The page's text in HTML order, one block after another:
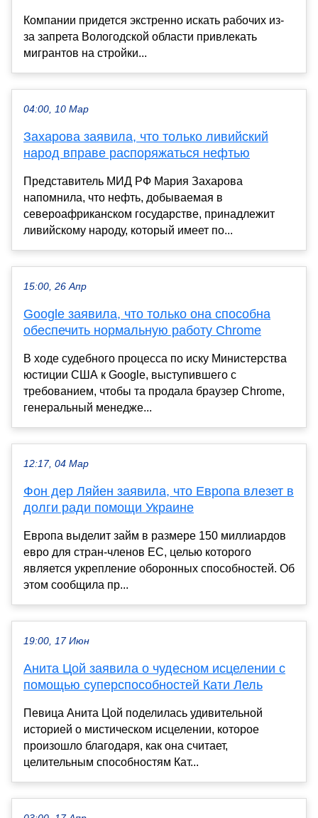
Компании придется экстренно искать рабочих из-
за запрета Вологодской области привлекать
мигрантов на стройки...
04:00, 10 Мар
Захарова заявила, что только ливийский
народ вправе распоряжаться нефтью
Представитель МИД РФ Мария Захарова
напомнила, что нефть, добываемая в
североафриканском государстве, принадлежит
ливийскому народу, который имеет по...
15:00, 26 Апр
Google заявила, что только она способна
обеспечить нормальную работу Chrome
В ходе судебного процесса по иску Министерства
юстиции США к Google, выступившего с
требованием, чтобы та продала браузер Chrome,
генеральный менедже...
12:17, 04 Мар
Фон дер Ляйен заявила, что Европа влезет в
долги ради помощи Украине
Европа выделит займ в размере 150 миллиардов
евро для стран-членов ЕС, целью которого
является укрепление оборонных способностей. Об
этом сообщила пр...
19:00, 17 Июн
Анита Цой заявила о чудесном исцелении с
помощью суперспособностей Кати Лель
Певица Анита Цой поделилась удивительной
историей о мистическом исцелении, которое
произошло благодаря, как она считает,
целительным способностям Кат...